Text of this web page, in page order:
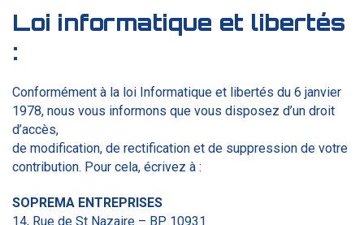
Loi informatique et libertés
:
Conformément à la loi Informatique et libertés du 6 janvier
1978, nous vous informons que vous disposez d’un droit
d’accès,
de modification, de rectification et de suppression de votre
contribution. Pour cela, écrivez à :
SOPREMA ENTREPRISES
14, Rue de St Nazaire – BP 10931